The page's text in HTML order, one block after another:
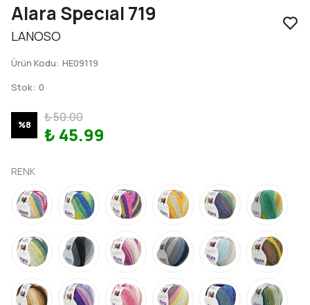
Alara Specıal 719
LANOSO
Ürün Kodu: HE09119
Stok: 0
%8
₺ 50.00
₺ 45.99
RENK